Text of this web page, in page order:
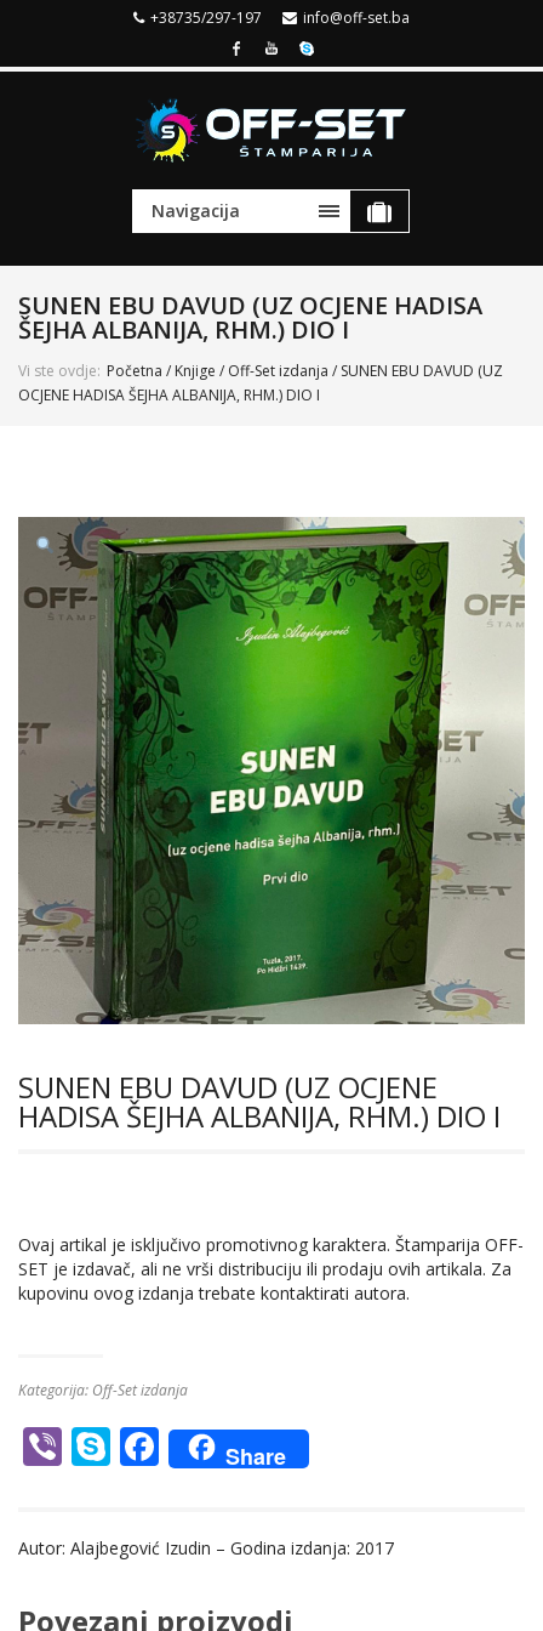
+38735/297-197 info@off-set.ba
Navigacija
SUNEN EBU DAVUD (UZ OCJENE HADISA
ŠEJHA ALBANIJA, RHM.) DIO I
Vi ste ovdje: Početna / Knjige / Off-Set izdanja / SUNEN EBU DAVUD (UZ
OCJENE HADISA ŠEJHA ALBANIJA, RHM.) DIO I
SUNEN EBU DAVUD (UZ OCJENE
HADISA ŠEJHA ALBANIJA, RHM.) DIO I
Ovaj artikal je isključivo promotivnog karaktera. Štamparija OFF-
SET je izdavač, ali ne vrši distribuciju ili prodaju ovih artikala. Za
kupovinu ovog izdanja trebate kontaktirati autora.
Kategorija: Off-Set izdanja
Vi S
p
F
ac
b
Share
Autor: Alajbegović Izudin – Godina izdanja: 2017
Povezani proizvodi